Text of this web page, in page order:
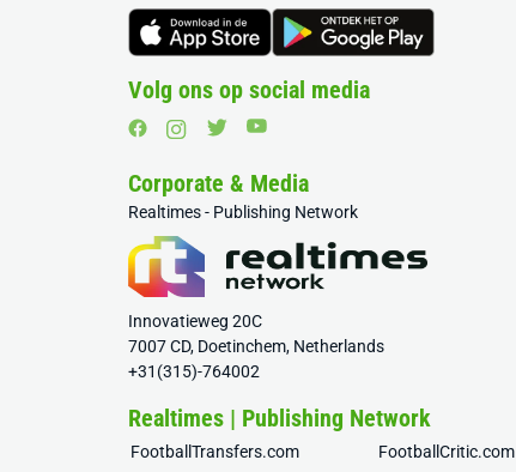
Volg ons op social media
Corporate & Media
Realtimes - Publishing Network
Innovatieweg 20C
7007 CD, Doetinchem, Netherlands
+31(315)-764002
Realtimes | Publishing Network
FootballTransfers.com
FootballCritic.com